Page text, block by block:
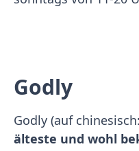
Godly
Godly (auf
älteste und wohl